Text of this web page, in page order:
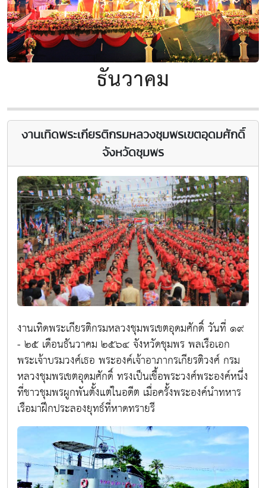
ธันวาคม
งานเทิดพระเกียรติกรมหลวงชุมพรเขตอุดมศักดิ์
จังหวัดชุมพร
งานเทิดพระเกียรติกรมหลวงชุมพรเขตอุดมศักดิ์ วันที่ ๑๙
- ๒๕ เดือนธันวาคม ๒๕๖๔ จังหวัดชุมพร พลเรือเอก
พระเจ้าบรมวงศ์เธอ พระองค์เจ้าอาภากรเกียรติวงศ์ กรม
หลวงชุมพรเขตอุดมศักดิ์ ทรงเป็นเชื้อพระวงศ์พระองค์หนึ่ง
ที่ชาวชุมพรผูกพันตั้งแต่ในอดีต เมื่อครั้งพระองค์นำทหาร
เรือมาฝึกประลองยุทธ์ที่หาดทรายรี